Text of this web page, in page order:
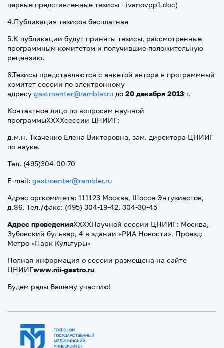
первые представленные тезисы - ivanovpp1.doc)
4.Публикация тезисов бесплатная
5.К публикации будут приняты тезисы, рассмотренные
программным комитетом и получившие положительную
рецензию.
6.Тезисы представляются с анкетой автора в программный
комитет сессии по электронному
адресу gastroenter@rambler.ru до 20 декабря 2013 г.
Контактное лицо по вопросам научной
программыXXXXсессии ЦНИИГ:
д.м.н. Ткаченко Елена Викторовна, зам. директора ЦНИИГ
по науке.
Тел. (495)304-00-70
E-mail: gastroenter@rambler.ru
Адрес оргкомитета: 111123 Москва, Шоссе Энтузиастов,
д.86. Тел./факс: (495) 304-19-42, 304-30-45
Адрес проведенияXXXXНаучной сессии ЦНИИГ: Москва,
Зубовский бульвар, 4 в здании «РИА Новости». Проезд:
Метро «Парк Культуры»
Полная информация о сессии размещена на сайте
ЦНИИГwww.nii-gastro.ru
Будем рады Вашему участию!